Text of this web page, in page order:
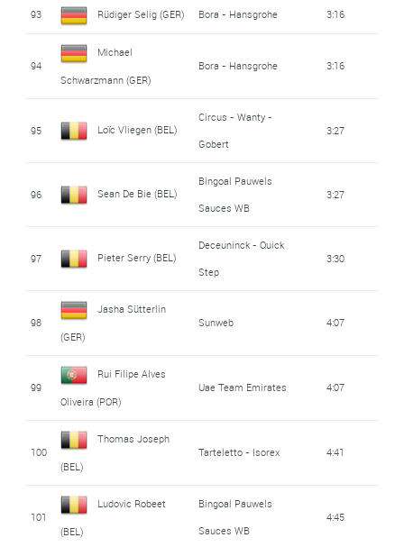
93 Rüdiger Selig (GER) Bora - Hansgrohe 3:16
94
Michael
Schwarzmann (GER)
Bora - Hansgrohe 3:16
95 Loïc Vliegen (BEL)
Circus - Wanty -
Gobert
3:27
96 Sean De Bie (BEL)
Bingoal Pauwels
Sauces WB
3:27
97 Pieter Serry (BEL)
Deceuninck - Quick
Step
3:30
98
Jasha Sütterlin
(GER)
Sunweb 4:07
99
Rui Filipe Alves
Oliveira (POR)
Uae Team Emirates 4:07
100
Thomas Joseph
(BEL)
Tarteletto - Isorex 4:41
101
Ludovic Robeet
(BEL)
Bingoal Pauwels
Sauces WB
4:45